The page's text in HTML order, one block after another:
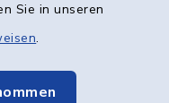
Sie in unseren
.